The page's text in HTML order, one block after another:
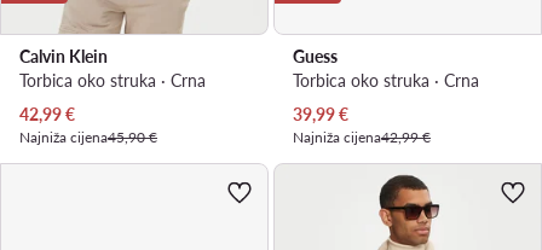
Calvin Klein
Torbica oko struka · Crna
Trenutna cijena
42,99€
Najniža cijena45,90 €
Guess
Torbica oko struka · Crna
Trenutna cijena
39,99€
Najniža cijena42,99 €